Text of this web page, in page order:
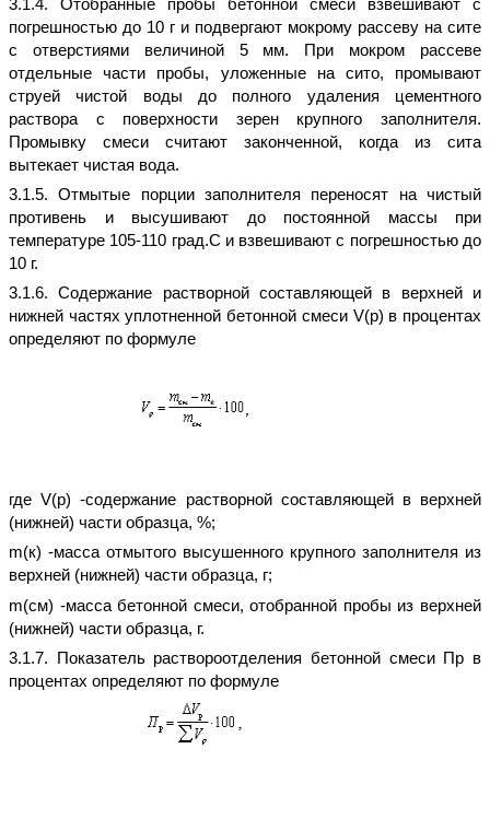
погрешностью до 10 г и подвергают мокрому рассеву на сите
с отверстиями величиной 5 мм. При мокром рассеве
отдельные части пробы, уложенные на сито, промывают
струей чистой воды до полного удаления цементного
раствора с поверхности зерен крупного заполнителя.
Промывку смеси считают законченной, когда из сита
вытекает чистая вода.
3.1.5. Отмытые порции заполнителя переносят на чистый
противень и высушивают до постоянной массы при
температуре 105-110 град.С и взвешивают с погрешностью до
10 г.
3.1.6. Содержание растворной составляющей в верхней и
нижней частях уплотненной бетонной смеси V(р) в процентах
определяют по формуле
где V(p) -содержание растворной составляющей в верхней
(нижней) части образца, %;
m(к) -масса отмытого высушенного крупного заполнителя из
верхней (нижней) части образца, г;
m(см) -масса бетонной смеси, отобранной пробы из верхней
(нижней) части образца, г.
3.1.7. Показатель раствороотделения бетонной смеси Пр в
процентах определяют по формуле